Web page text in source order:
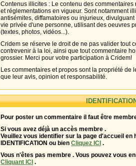
Contenus illicites : Le contenu des
et réglementations en vigueur. Sont notamment
antisémites, diffamatoires ou injurieux,
vie privée d'une personne, utilisant des oeuvres
(textes, photos, vidéos...).
Cridem se réserve le droit de ne pas valider tout
contrevenir à la loi, ainsi que tout commentaire
grossier. Merci pour votre participation à Cridem!
Les commentaires et propos sont la propriété de
que leur avis, opinion et responsabilité.
Pour poster un commentaire il faut être
Si vous avez déjà un accès membre .
Veuillez vous identifier sur la page d'accueil en
IDENTIFICATION ou bien Cliquez ICI .
Vous n'êtes pas membre . Vous pouvez vous
Cliquant ICI .